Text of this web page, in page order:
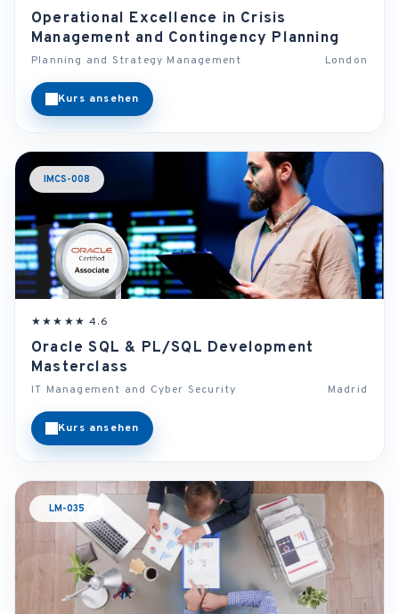
Operational Excellence in Crisis
Management and Contingency Planning
Planning and Strategy Management London
Kurs ansehen
IMCS-008
★★★★★ 4.6
Oracle SQL & PL/SQL Development
Masterclass
IT Management and Cyber Security Madrid
Kurs ansehen
LM-035